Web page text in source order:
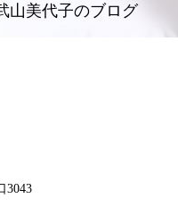
山美代子のブログ
3043